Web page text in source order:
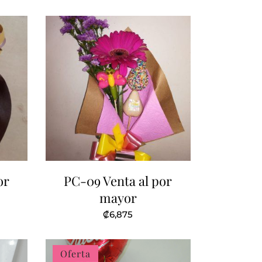
PC-09 Venta al por
mayor
₡6,875
Oferta